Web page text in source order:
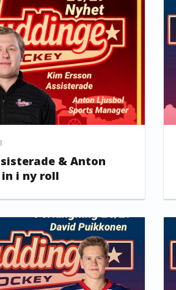
& Anton
i ny roll